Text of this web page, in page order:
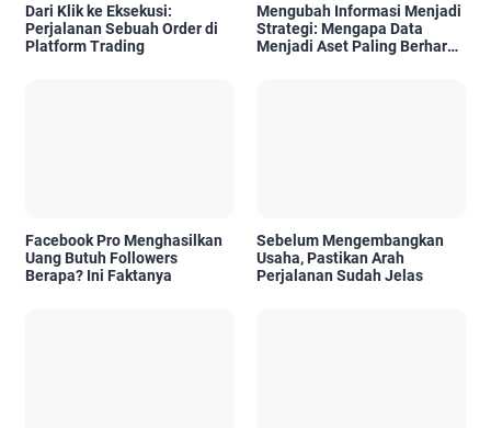
Dari Klik ke Eksekusi:
Perjalanan Sebuah Order di
Platform Trading
Mengubah Informasi Menjadi
Strategi: Mengapa Data
Menjadi Aset Paling Berharga
Facebook Pro Menghasilkan
Uang Butuh Followers
Berapa? Ini Faktanya
Sebelum Mengembangkan
Usaha, Pastikan Arah
Perjalanan Sudah Jelas